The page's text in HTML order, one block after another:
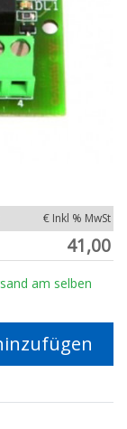
€ Inkl % MwSt
41,00
am selben